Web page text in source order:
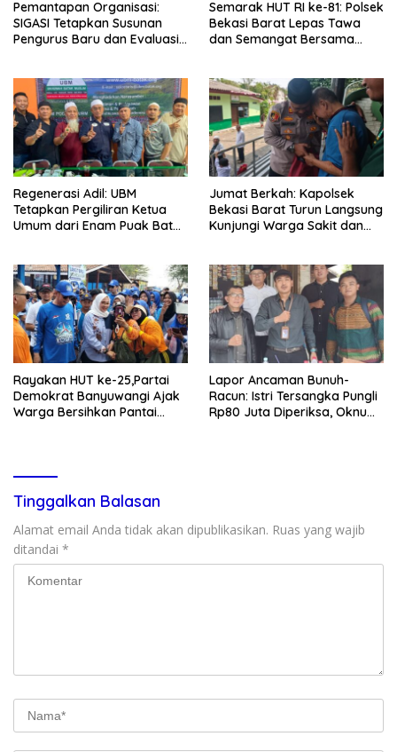
Pemantapan Organisasi:
SIGASI Tetapkan Susunan
Pengurus Baru dan Evaluasi
Semarak HUT RI ke-81: Polsek
Bekasi Barat Lepas Tawa
dan Semangat Bersama
Regenerasi Adil: UBM
Tetapkan Pergiliran Ketua
Umum dari Enam Puak Batak
Jumat Berkah: Kapolsek
Bekasi Barat Turun Langsung
Kunjungi Warga Sakit dan
Rayakan HUT ke-25,Partai
Demokrat Banyuwangi Ajak
Warga Bersihkan Pantai
Lapor Ancaman Bunuh-
Racun: Istri Tersangka Pungli
Rp80 Juta Diperiksa, Oknum
Tinggalkan Balasan
Alamat email Anda tidak akan dipublikasikan. Ruas yang wajib
ditandai *